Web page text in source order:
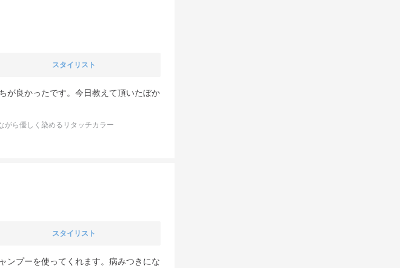
スタイリスト
が良かったです。今日教えて頂いたぼか
がら優しく染めるリタッチカラー
スタイリスト
ンプーを使ってくれます。病みつきにな